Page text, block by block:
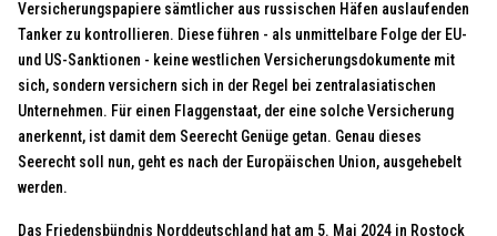
Versicherungspapiere sämtlicher aus russischen Häfen auslaufenden
Tanker zu kontrollieren. Diese führen - als unmittelbare Folge der EU-
und US-Sanktionen - keine westlichen Versicherungsdokumente mit
sich, sondern versichern sich in der Regel bei zentralasiatischen
Unternehmen. Für einen Flaggenstaat, der eine solche Versicherung
anerkennt, ist damit dem Seerecht Genüge getan. Genau dieses
Seerecht soll nun, geht es nach der Europäischen Union, ausgehebelt
werden.
Das Friedensbündnis Norddeutschland hat am 5. Mai 2024 in Rostock